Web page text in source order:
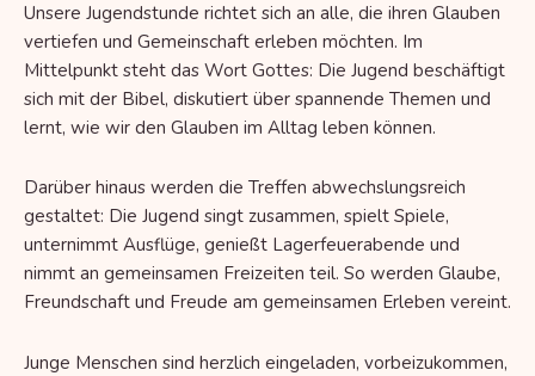
Unsere Jugendstunde richtet sich an alle, die ihren Glauben
vertiefen und Gemeinschaft erleben möchten. Im
Mittelpunkt steht das Wort Gottes: Die Jugend beschäftigt
sich mit der Bibel, diskutiert über spannende Themen und
lernt, wie wir den Glauben im Alltag leben können.
Darüber hinaus werden die Treffen abwechslungsreich
gestaltet: Die Jugend singt zusammen, spielt Spiele,
unternimmt Ausflüge, genießt Lagerfeuerabende und
nimmt an gemeinsamen Freizeiten teil. So werden Glaube,
Freundschaft und Freude am gemeinsamen Erleben vereint.
Junge Menschen sind herzlich eingeladen, vorbeizukommen,